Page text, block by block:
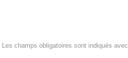
Les champs obligatoires sont indiqués avec